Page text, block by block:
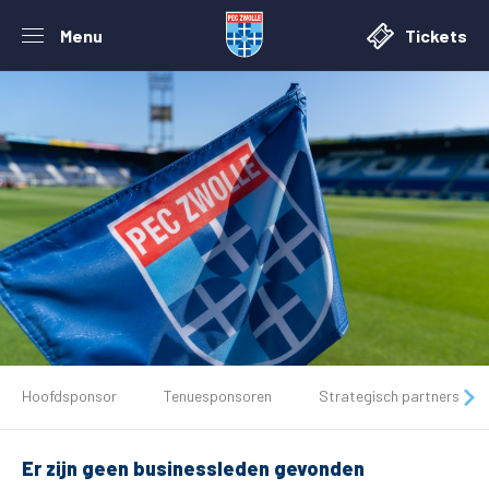
Menu Tickets
Tickets
Matchdays
Hoofdsponsor Tenuesponsoren Strategisch partners
Er zijn geen businessleden gevonden